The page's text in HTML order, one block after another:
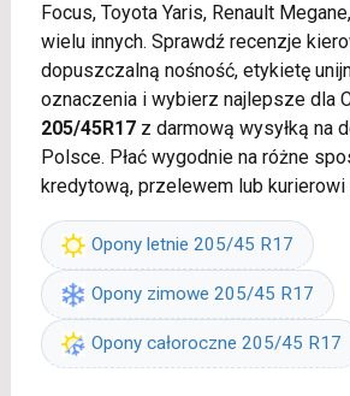
Focus, Toyota Yaris, Renault
wielu innych. Sprawdź recenzje
dopuszczalną nośność, etykietę
oznaczenia i wybierz najlepsze dla
205/45R17z darmową wysyłką na
Polsce. Płać wygodnie na różne
kredytową, przelewem lub
Opony letnie 205/45 R17
Opony zimowe 205/45 R17
Opony całoroczne 205/45 R17